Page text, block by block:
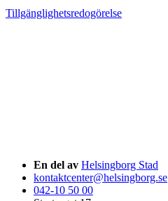
Tillgänglighetsredogörelse
En del av Helsingborg Stad
kontaktcenter@helsingborg.se
042-10 50 00